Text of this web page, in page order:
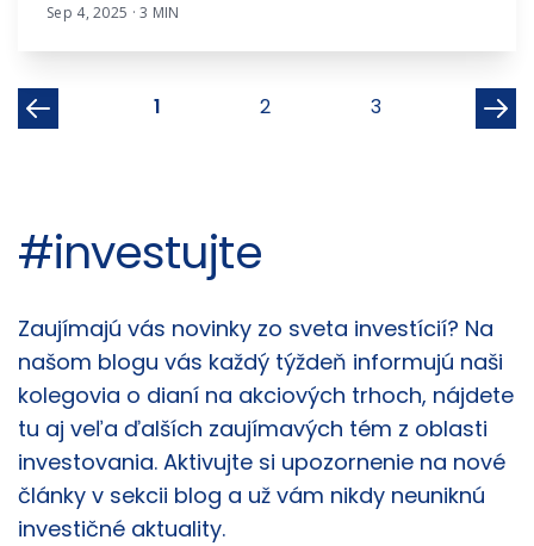
Sep 4, 2025 · 3 MIN
1 2 3
#investujte
Články
Zaujímajú vás novinky zo sveta investícií? Na
našom blogu vás každý týždeň informujú naši
kolegovia o dianí na akciových trhoch, nájdete
tu aj veľa ďalších zaujímavých tém z oblasti
investovania. Aktivujte si upozornenie na nové
články v sekcii blog a už vám nikdy neuniknú
investičné aktuality.